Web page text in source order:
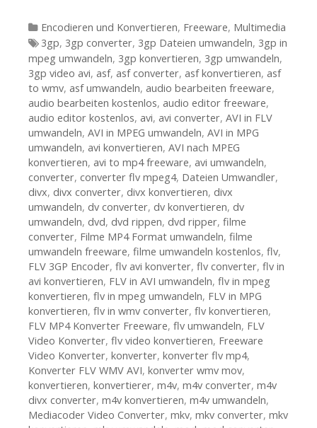
Kategorien
Encodieren und Konvertieren, Freeware, Multimedia
Tags
3gp, 3gp converter, 3gp Dateien umwandeln, 3gp in
mpeg umwandeln, 3gp konvertieren, 3gp umwandeln,
3gp video avi, asf, asf converter, asf konvertieren, asf
to wmv, asf umwandeln, audio bearbeiten freeware,
audio bearbeiten kostenlos, audio editor freeware,
audio editor kostenlos, avi, avi converter, AVI in FLV
umwandeln, AVI in MPEG umwandeln, AVI in MPG
umwandeln, avi konvertieren, AVI nach MPEG
konvertieren, avi to mp4 freeware, avi umwandeln,
converter, converter flv mpeg4, Dateien Umwandler,
divx, divx converter, divx konvertieren, divx
umwandeln, dv converter, dv konvertieren, dv
umwandeln, dvd, dvd rippen, dvd ripper, filme
converter, Filme MP4 Format umwandeln, filme
umwandeln freeware, filme umwandeln kostenlos, flv,
FLV 3GP Encoder, flv avi konverter, flv converter, flv in
avi konvertieren, FLV in AVI umwandeln, flv in mpeg
konvertieren, flv in mpeg umwandeln, FLV in MPG
konvertieren, flv in wmv converter, flv konvertieren,
FLV MP4 Konverter Freeware, flv umwandeln, FLV
Video Konverter, flv video konvertieren, Freeware
Video Konverter, konverter, konverter flv mp4,
Konverter FLV WMV AVI, konverter wmv mov,
konvertieren, konvertierer, m4v, m4v converter, m4v
divx converter, m4v konvertieren, m4v umwandeln,
Mediacoder Video Converter, mkv, mkv converter, mkv